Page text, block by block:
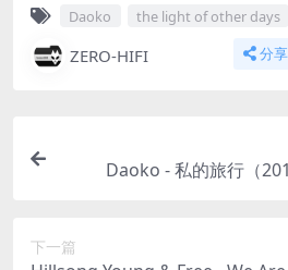
Daoko the light of other days
ZERO-HIFI 分享
Daoko - 私的旅行（
下一篇